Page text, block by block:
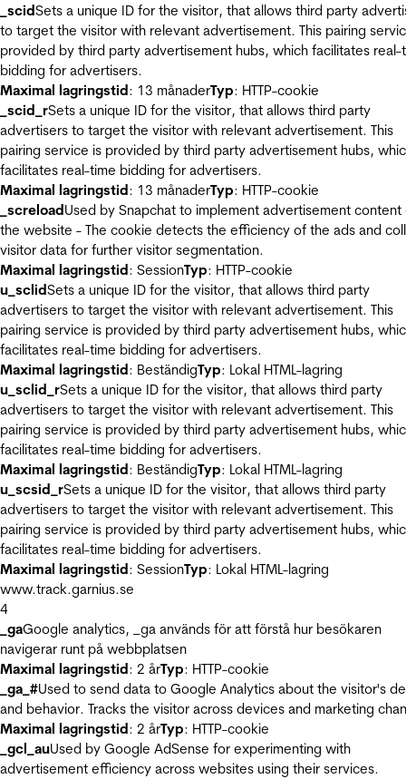
_scidSets a unique ID for the visitor, that allows third party
to target the visitor with relevant advertisement. This pairing
provided by third party advertisement hubs, which facilitates real-
bidding for advertisers.
Maximal lagringstid: 13 månaderTyp: HTTP-cookie
_scid_rSets a unique ID for the visitor, that allows third party
advertisers to target the visitor with relevant advertisement. This
pairing service is provided by third party advertisement hubs,
facilitates real-time bidding for advertisers.
Maximal lagringstid: 13 månaderTyp: HTTP-cookie
_screloadUsed by Snapchat to implement advertisement content
the website - The cookie detects the efficiency of the ads and
visitor data for further visitor segmentation.
Maximal lagringstid: SessionTyp: HTTP-cookie
u_sclidSets a unique ID for the visitor, that allows third party
advertisers to target the visitor with relevant advertisement. This
pairing service is provided by third party advertisement hubs,
facilitates real-time bidding for advertisers.
Maximal lagringstid: BeständigTyp: Lokal HTML-lagring
u_sclid_rSets a unique ID for the visitor, that allows third party
advertisers to target the visitor with relevant advertisement. This
pairing service is provided by third party advertisement hubs,
facilitates real-time bidding for advertisers.
Maximal lagringstid: BeständigTyp: Lokal HTML-lagring
u_scsid_rSets a unique ID for the visitor, that allows third party
advertisers to target the visitor with relevant advertisement. This
pairing service is provided by third party advertisement hubs,
facilitates real-time bidding for advertisers.
Maximal lagringstid: SessionTyp: Lokal HTML-lagring
www.track.garnius.se
4
_gaGoogle analytics, _ga används för att förstå hur besökaren
navigerar runt på webbplatsen
Maximal lagringstid: 2 årTyp: HTTP-cookie
_ga_#Used to send data to Google Analytics about the visitor's
and behavior. Tracks the visitor across devices and marketing
Maximal lagringstid: 2 årTyp: HTTP-cookie
_gcl_auUsed by Google AdSense for experimenting with
advertisement efficiency across websites using their services.